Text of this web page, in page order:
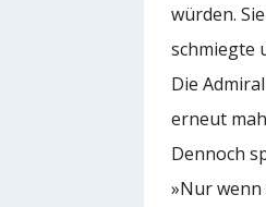
würden.
schmiegte
Die
erneut
Dennoch
»Nur wenn